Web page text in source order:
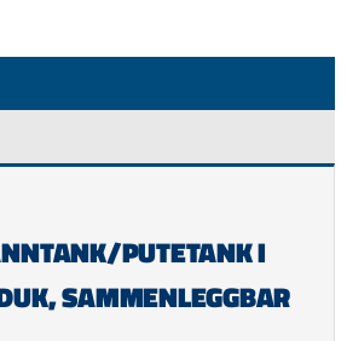
PUTETANK I
SAMMENLEGGBAR